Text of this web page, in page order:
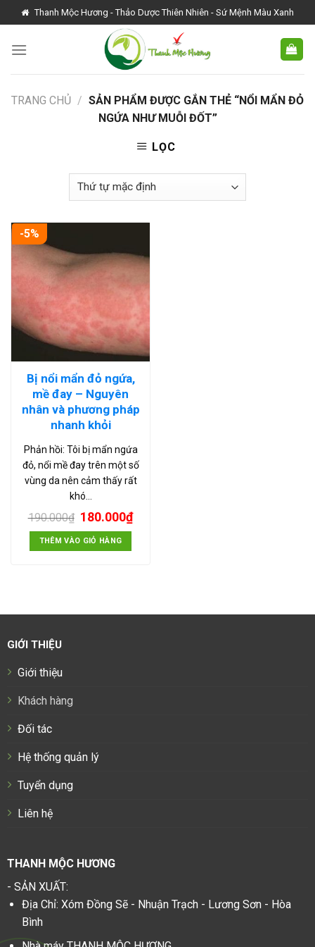
Skip
to
content
Thanh Mộc Hương - Thảo Dược Thiên Nhiên - Sứ Mệnh Màu Xanh
TRANG CHỦ / SẢN PHẨM ĐƯỢC GẮN THẺ “NỔI MẨN ĐỎ
NGỨA NHƯ MUỖI ĐỐT”
LỌC
-5%
Bị nổi mẩn đỏ ngứa,
mề đay – Nguyên
nhân và phương pháp
nhanh khỏi
Phản hồi: Tôi bị mẩn ngứa
đỏ, nổi mề đay trên một số
vùng da nên cảm thấy rất
khó…
190.000₫ 180.000₫
THÊM VÀO GIỎ HÀNG
GIỚI THIỆU
Giới thiệu
Khách hàng
Đối tác
Hệ thống quản lý
Tuyển dụng
Liên hệ
THANH MỘC HƯƠNG
- SẢN XUẤT:
Địa Chỉ: Xóm Đồng Sẽ - Nhuận Trạch - Lương Sơn - Hòa
Bình